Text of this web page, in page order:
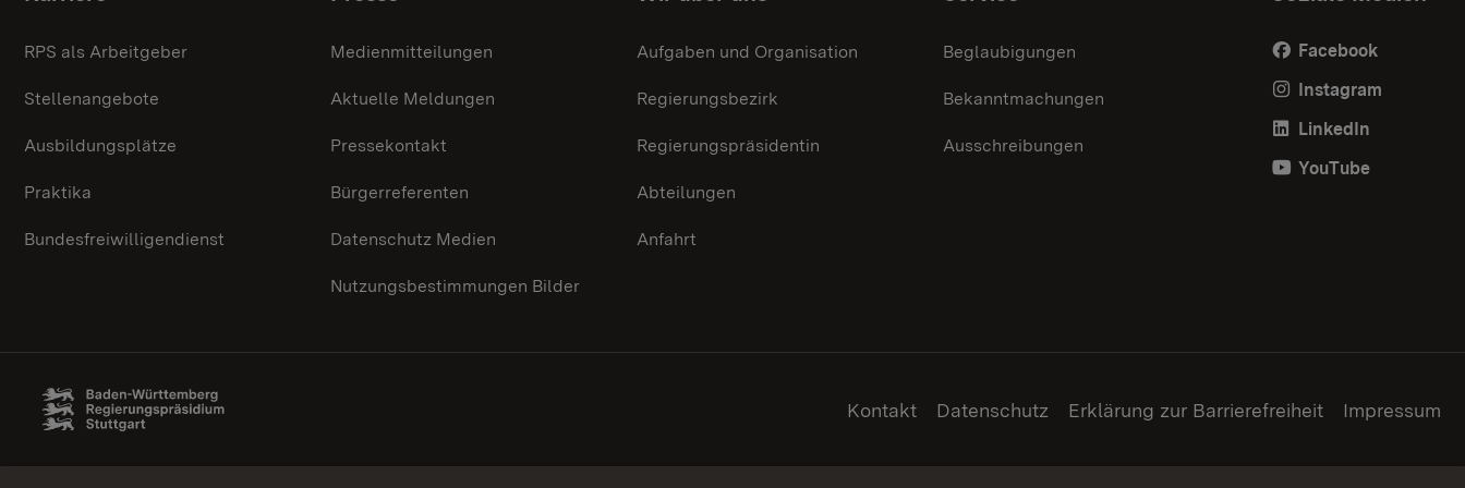
RPS als Arbeitgeber
Stellenangebote
Ausbildungsplätze
Praktika
Bundesfreiwilligendienst
Medienmitteilungen
Aktuelle Meldungen
Pressekontakt
Bürgerreferenten
Datenschutz Medien
Nutzungsbestimmungen Bilder
Aufgaben und Organisation
Regierungsbezirk
Regierungspräsidentin
Abteilungen
Anfahrt
Beglaubigungen
Bekanntmachungen
Ausschreibungen
Facebook
Instagram
LinkedIn
YouTube
Kontakt Datenschutz Erklärung zur Barrierefreiheit Impressum